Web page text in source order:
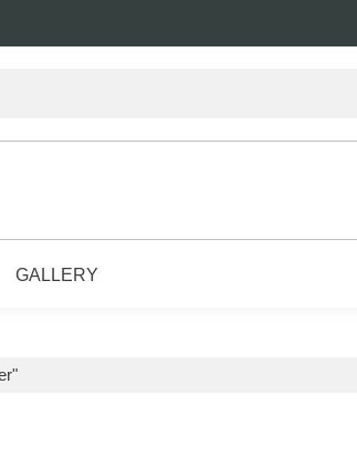
GALLERY